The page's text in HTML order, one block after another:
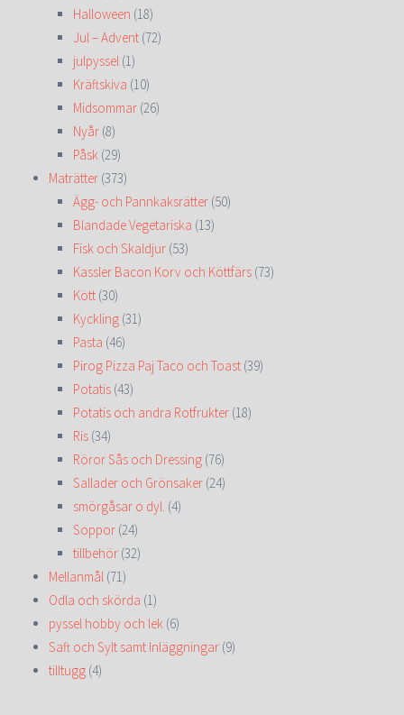
Halloween (18)
Jul – Advent (72)
julpyssel (1)
Kräftskiva (10)
Midsommar (26)
Nyår (8)
Påsk (29)
Maträtter (373)
Ägg- och Pannkaksrätter (50)
Blandade Vegetariska (13)
Fisk och Skaldjur (53)
Kassler Bacon Korv och Köttfärs (73)
Kött (30)
Kyckling (31)
Pasta (46)
Pirog Pizza Paj Taco och Toast (39)
Potatis (43)
Potatis och andra Rotfrukter (18)
Ris (34)
Röror Sås och Dressing (76)
Sallader och Grönsaker (24)
smörgåsar o dyl. (4)
Soppor (24)
tillbehör (32)
Mellanmål (71)
Odla och skörda (1)
pyssel hobby och lek (6)
Saft och Sylt samt Inläggningar (9)
tilltugg (4)